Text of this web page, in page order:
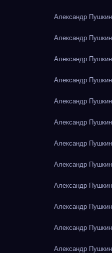
Александр
Александр
Александр
Александр
Александр
Александр
Александр
Александр
Александр
Александр
Александр
Александр